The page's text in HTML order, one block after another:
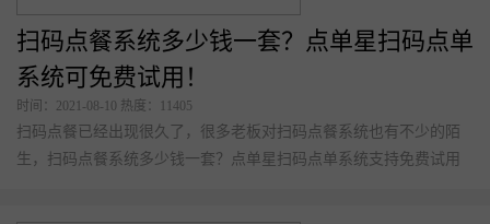
扫码点餐系统多少钱一套？点单星扫码点单
系统可免费试用！
时间：2021-08-10 热度：11405
扫码点餐已经出现很久了，很多老板对扫码点餐系统也有不少的陌
生，扫码点餐系统多少钱一套？点单星扫码点单系统支持免费试用